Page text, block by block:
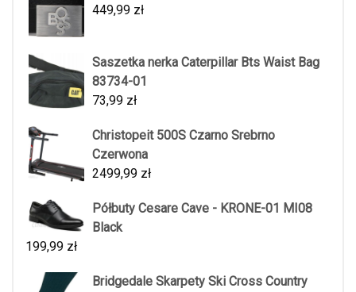
449,99 zł
Saszetka nerka Caterpillar Bts Waist Bag
83734-01
73,99 zł
Christopeit 500S Czarno Srebrno
Czerwona
2499,99 zł
Półbuty Cesare Cave - KRONE-01 MI08
Black
199,99 zł
Bridgedale Skarpety Ski Cross Country